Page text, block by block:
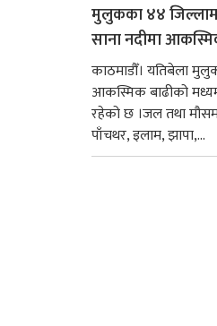
मुलुकका ४४
साना नदीमा
काठमाडौँ। यतिबेला
आकस्मिक बाढीको
रहेको छ ।जल तथा मौसम
पाँचथर, इलाम, झापा,...